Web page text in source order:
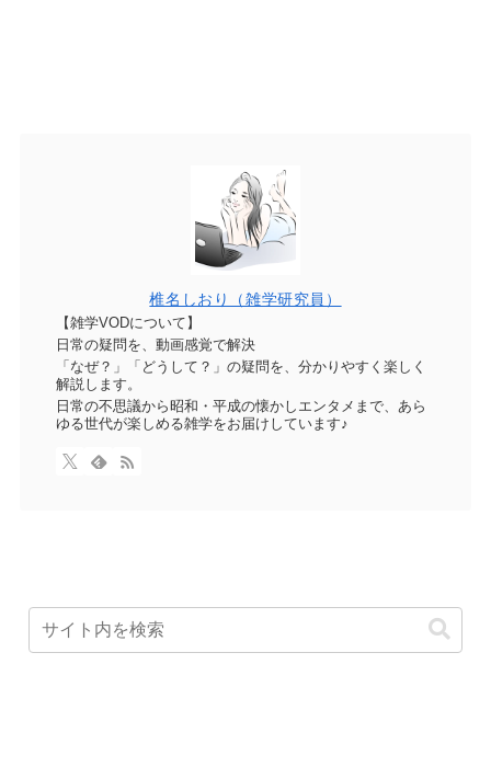
椎名しおり（雑学研究員）
【雑学VODについて】
日常の疑問を、動画感覚で解決
「なぜ？」「どうして？」の疑問を、分かりやすく楽しく
解説します。
日常の不思議から昭和・平成の懐かしエンタメまで、あら
ゆる世代が楽しめる雑学をお届けしています♪